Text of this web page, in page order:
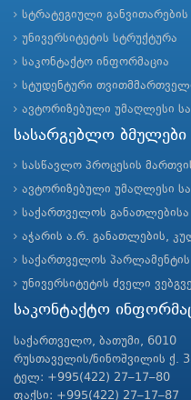
სტრატეგიული განვითარების
უნივერსიტეტის სტრუქტურა
საკონტაქტო ინფორმაცია
სტუდენტური
ავტორიზებული უმაღლესი
სასარგებლო ბმულები
სასწავლო პროცესის
ავტორიზებული უმაღლესი
საქართველოს განათლებისა
აჭარის ა.რ. განათლების,
საქართველოს
უნივერსიტეტის ძველი
საკონტაქტო
საქართველო, ბათუმი, 6010
რუსთაველის/ნინოშვილის ქ.
ტელ: +995(422) 27–17–80
ფაქსი: +995(422) 27–17–87